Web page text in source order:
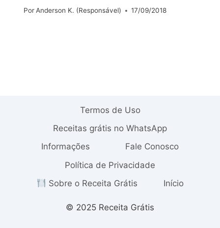
PorAnderson K. (Responsável) 17/09/2018
Termos de Uso
Receitas grátis no WhatsApp
Informações
Fale Conosco
Política de Privacidade
Sobre o Receita Grátis
Início
© 2025 Receita Grátis